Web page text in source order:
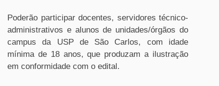
Poderão participar docentes, servidores técnico-
administrativos e alunos de unidades/órgãos do
campus da USP de São Carlos, com idade
mínima de 18 anos, que produzam a ilustração
em conformidade com o edital.